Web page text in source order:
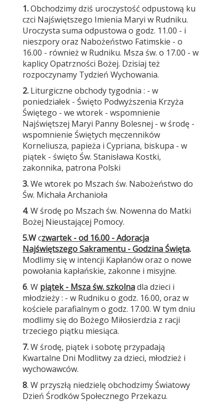
1.Obchodzimy dziś uroczystość odpustową ku
czci Najświętszego Imienia Maryi w Rudniku.
Uroczysta suma odpustowa o godz. 11.00 - i
nieszpory oraz Nabożeństwo Fatimskie - o
16.00 - również w Rudniku. Msza św. o 17.00 - w
kaplicy Opatrzności Bożej. Dzisiaj też
rozpoczynamy Tydzień Wychowania.
2. Liturgiczne obchody tygodnia : - w
poniedziałek - Święto Podwyższenia Krzyża
Świętego - we wtorek - wspomnienie
Najświętszej Maryi Panny Bolesnej - w środę -
wspomnienie Świętych męczenników
Korneliusza, papieża i Cypriana, biskupa - w
piątek - święto Św. Stanisława Kostki,
zakonnika, patrona Polski
3.We wtorek po Mszach św. Nabożeństwo do
Św. Michała Archanioła
4. W środę po Mszach św. Nowenna do Matki
Bożej Nieustającej Pomocy.
5.Wczwartek - od 16.00 - Adoracja
Najświętszego Sakramentu - Godzina Święta.
Modlimy się w intencji Kapłanów oraz o nowe
powołania kapłańskie, zakonne i misyjne.
6. W piątek - Msza św. szkolnadla dzieci i
młodzieży : - w Rudniku o godz. 16.00, oraz w
kościele parafialnym o godz. 17.00. W tym dniu
modlimy się do Bożego Miłosierdzia z racji
trzeciego piątku miesiąca.
7.W środę, piątek i sobotę przypadają
Kwartalne Dni Modlitwy za dzieci, młodzież i
wychowawców.
8. W przyszłą niedzielę obchodzimy Światowy
Dzień Środków Społecznego Przekazu.